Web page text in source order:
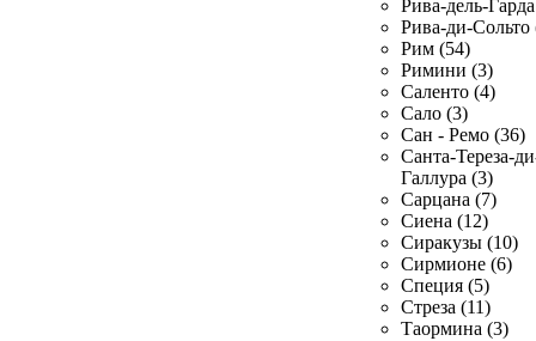
Рива-дель-
Рива-ди-Сольто
Рим (54)
Римини (3)
Саленто (4)
Сало (3)
Сан - Ремо (36)
Санта-Тереза-
Галлура (3)
Сарцана (7)
Сиена (12)
Сиракузы (10)
Сирмионе (6)
Специя (5)
Стреза (11)
Таормина (3)